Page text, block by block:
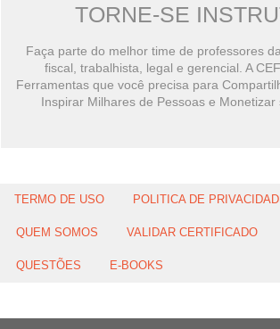
TORNE-SE
Faça parte do melhor time de professores
fiscal, trabalhista, legal e gerencial. A
Ferramentas que você precisa para
Inspirar Milhares de Pessoas e Monetizar
TERMO DE USO POLITICA DE
QUEM SOMOS VALIDAR CERTIFICADO
QUESTÕES E-BOOKS